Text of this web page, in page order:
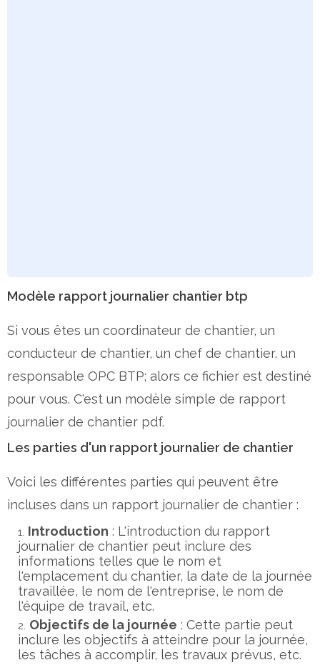
Modèle rapport journalier chantier btp
Si vous êtes un coordinateur de chantier, un
conducteur de chantier, un chef de chantier, un
responsable OPC BTP; alors ce fichier est destiné
pour vous. C'est un modèle simple de rapport
journalier de chantier pdf.
Les parties d'un rapport journalier de chantier
Voici les différentes parties qui peuvent être
incluses dans un rapport journalier de chantier :
Introduction : L'introduction du rapport
journalier de chantier peut inclure des
informations telles que le nom et
l'emplacement du chantier, la date de la journée
travaillée, le nom de l'entreprise, le nom de
l'équipe de travail, etc.
Objectifs de la journée : Cette partie peut
inclure les objectifs à atteindre pour la journée,
les tâches à accomplir, les travaux prévus, etc.